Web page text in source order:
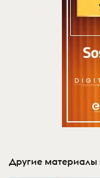
Другие материалы